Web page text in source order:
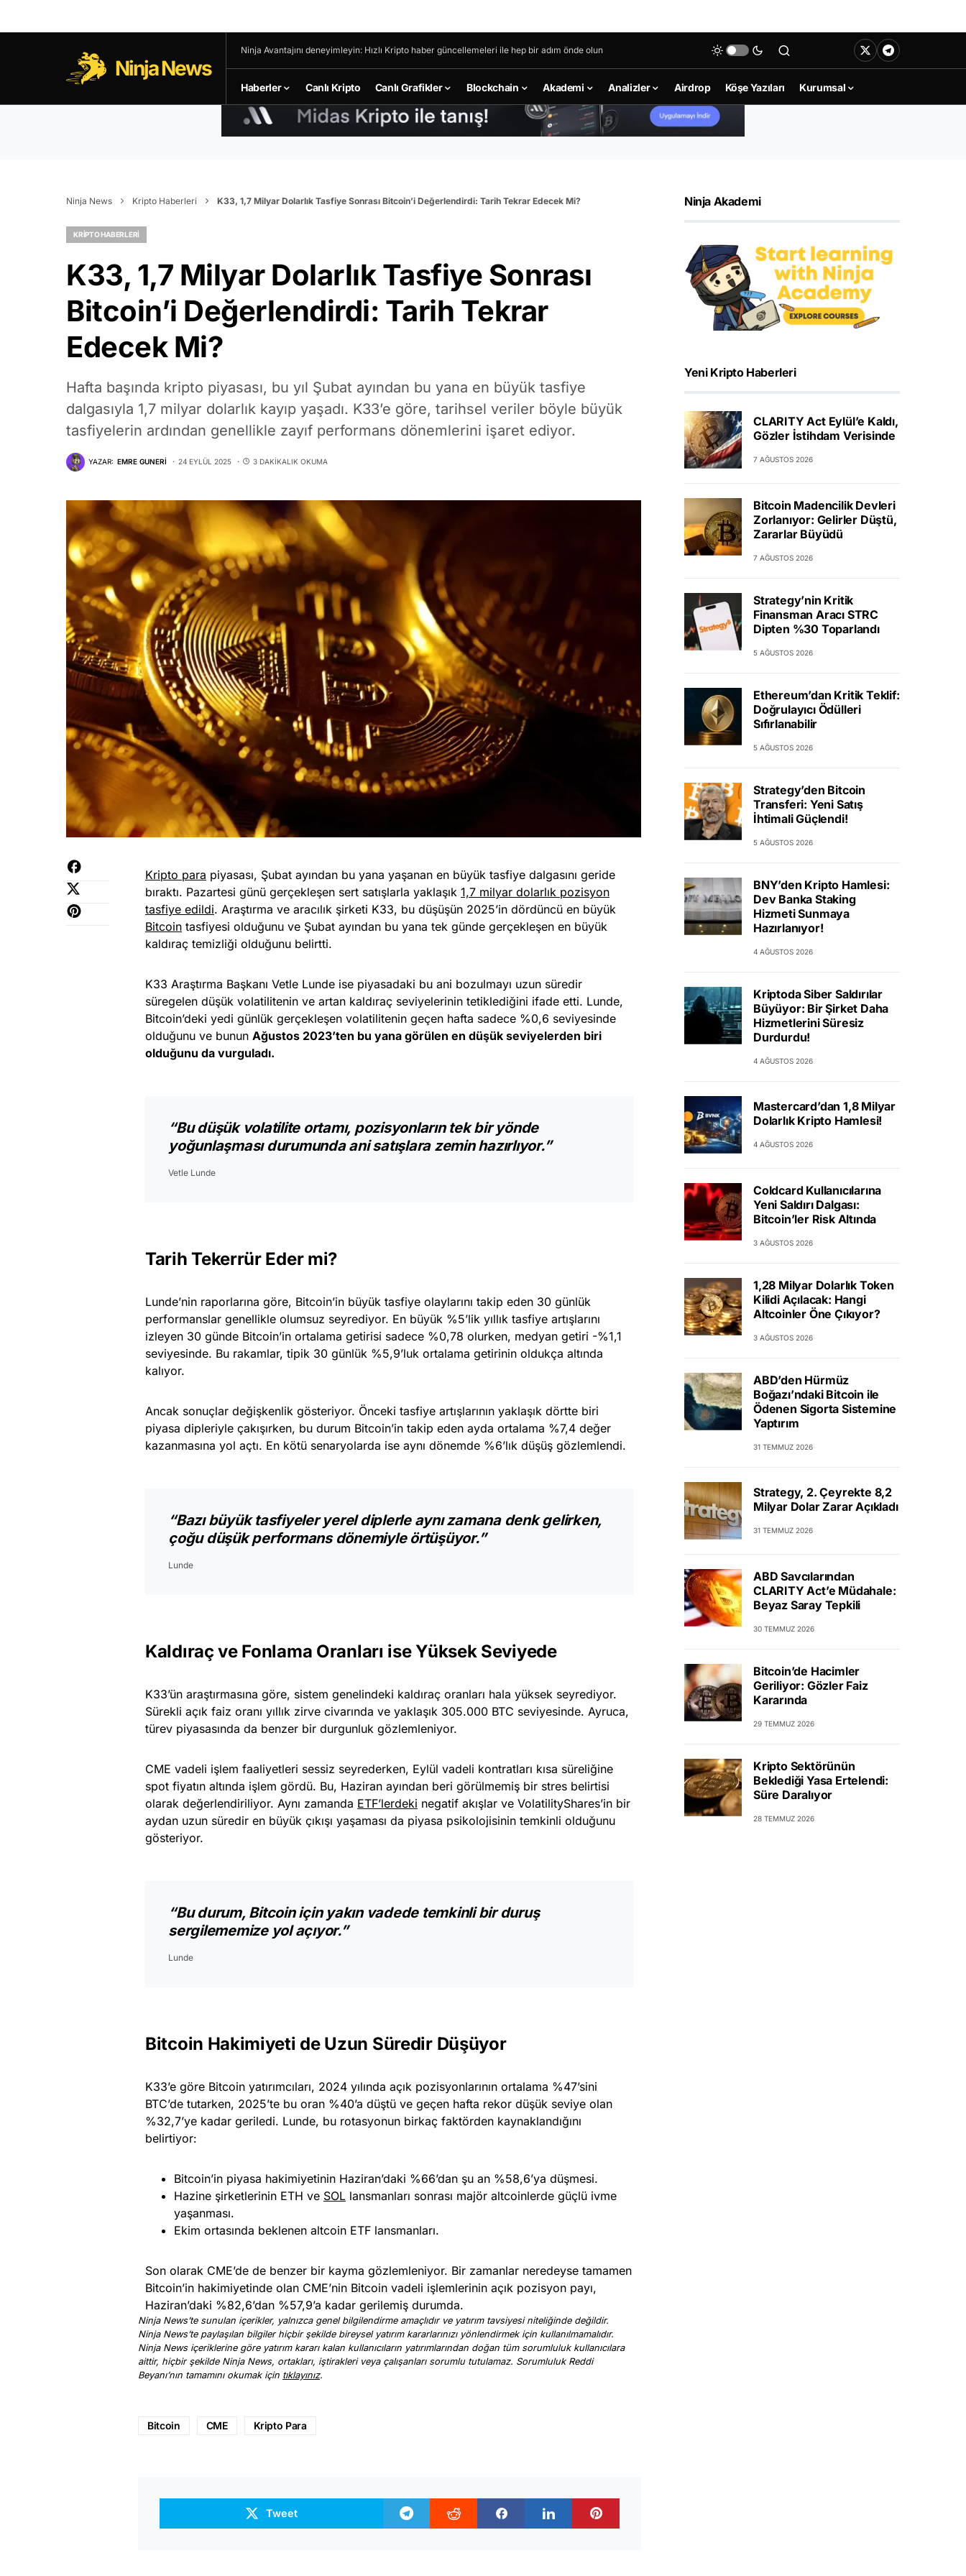
Ninja News
Ninja Avantajını deneyimleyin: Hızlı Kripto haber güncellemeleri ile hep bir adım önde olun
Haberler Canlı Kripto Canlı Grafikler Blockchain Akademi Analizler Airdrop Köşe Yazıları Kurumsal
Ninja News Kripto Haberleri K33, 1,7 Milyar Dolarlık Tasfiye Sonrası Bitcoin’i Değerlendirdi: Tarih Tekrar Edecek Mi?
KRIPTO HABERLERI
K33, 1,7 Milyar Dolarlık Tasfiye Sonrası
Bitcoin’i Değerlendirdi: Tarih Tekrar
Edecek Mi?
Hafta başında kripto piyasası, bu yıl Şubat ayından bu yana en büyük tasfiye
dalgasıyla 1,7 milyar dolarlık kayıp yaşadı. K33’e göre, tarihsel veriler böyle büyük
tasfiyelerin ardından genellikle zayıf performans dönemlerini işaret ediyor.
YAZAR: EMRE GUNERI 24 EYLÜL 2025 3 DAKIKALIK OKUMA
Kripto para piyasası, Şubat ayından bu yana yaşanan en büyük tasfiye dalgasını geride
bıraktı. Pazartesi günü gerçekleşen sert satışlarla yaklaşık 1,7 milyar dolarlık pozisyon
tasfiye edildi. Araştırma ve aracılık şirketi K33, bu düşüşün 2025’in dördüncü en büyük
Bitcoin tasfiyesi olduğunu ve Şubat ayından bu yana tek günde gerçekleşen en büyük
kaldıraç temizliği olduğunu belirtti.
K33 Araştırma Başkanı Vetle Lunde ise piyasadaki bu ani bozulmayı uzun süredir
süregelen düşük volatilitenin ve artan kaldıraç seviyelerinin tetiklediğini ifade etti. Lunde,
Bitcoin’deki yedi günlük gerçekleşen volatilitenin geçen hafta sadece %0,6 seviyesinde
olduğunu ve bunun Ağustos 2023’ten bu yana görülen en düşük seviyelerden biri
olduğunu da vurguladı.
“Bu düşük volatilite ortamı, pozisyonların tek bir yönde
yoğunlaşması durumunda ani satışlara zemin hazırlıyor.”
Vetle Lunde
Tarih Tekerrür Eder mi?
Lunde’nin raporlarına göre, Bitcoin’in büyük tasfiye olaylarını takip eden 30 günlük
performanslar genellikle olumsuz seyrediyor. En büyük %5’lik yıllık tasfiye artışlarını
izleyen 30 günde Bitcoin’in ortalama getirisi sadece %0,78 olurken, medyan getiri -%1,1
seviyesinde. Bu rakamlar, tipik 30 günlük %5,9’luk ortalama getirinin oldukça altında
kalıyor.
Ancak sonuçlar değişkenlik gösteriyor. Önceki tasfiye artışlarının yaklaşık dörtte biri
piyasa dipleriyle çakışırken, bu durum Bitcoin’in takip eden ayda ortalama %7,4 değer
kazanmasına yol açtı. En kötü senaryolarda ise aynı dönemde %6’lık düşüş gözlemlendi.
“Bazı büyük tasfiyeler yerel diplerle aynı zamana denk gelirken,
çoğu düşük performans dönemiyle örtüşüyor.”
Lunde
Kaldıraç ve Fonlama Oranları ise Yüksek Seviyede
K33’ün araştırmasına göre, sistem genelindeki kaldıraç oranları hala yüksek seyrediyor.
Sürekli açık faiz oranı yıllık zirve civarında ve yaklaşık 305.000 BTC seviyesinde. Ayruca,
türev piyasasında da benzer bir durgunluk gözlemleniyor.
CME vadeli işlem faaliyetleri sessiz seyrederken, Eylül vadeli kontratları kısa süreliğine
spot fiyatın altında işlem gördü. Bu, Haziran ayından beri görülmemiş bir stres belirtisi
olarak değerlendiriliyor. Aynı zamanda ETF’lerdeki negatif akışlar ve VolatilityShares’in bir
aydan uzun süredir en büyük çıkışı yaşaması da piyasa psikolojisinin temkinli olduğunu
gösteriyor.
“Bu durum, Bitcoin için yakın vadede temkinli bir duruş
sergilememize yol açıyor.”
Lunde
Bitcoin Hakimiyeti de Uzun Süredir Düşüyor
K33’e göre Bitcoin yatırımcıları, 2024 yılında açık pozisyonlarının ortalama %47’sini
BTC’de tutarken, 2025’te bu oran %40’a düştü ve geçen hafta rekor düşük seviye olan
%32,7’ye kadar geriledi. Lunde, bu rotasyonun birkaç faktörden kaynaklandığını
belirtiyor:
Bitcoin’in piyasa hakimiyetinin Haziran’daki %66’dan şu an %58,6’ya düşmesi.
Hazine şirketlerinin ETH ve SOL lansmanları sonrası majör altcoinlerde güçlü ivme
yaşanması.
Ekim ortasında beklenen altcoin ETF lansmanları.
Son olarak CME’de de benzer bir kayma gözlemleniyor. Bir zamanlar neredeyse tamamen
Bitcoin’in hakimiyetinde olan CME’nin Bitcoin vadeli işlemlerinin açık pozisyon payı,
Haziran’daki %82,6’dan %57,9’a kadar gerilemiş durumda.
Ninja News’te sunulan içerikler, yalnızca genel bilgilendirme amaçlıdır ve yatırım tavsiyesi niteliğinde değildir.
Ninja News’te paylaşılan bilgiler hiçbir şekilde bireysel yatırım kararlarınızı yönlendirmek için kullanılmamalıdır.
Ninja News içeriklerine göre yatırım kararı kalan kullanıcıların yatırımlarından doğan tüm sorumluluk kullanıcılara
aittir, hiçbir şekilde Ninja News, ortakları, iştirakleri veya çalışanları sorumlu tutulamaz. Sorumluluk Reddi
Beyanı’nın tamamını okumak için tıklayınız.
Bitcoin CME Kripto Para
Tweet
Ninja Akademi
Yeni Kripto Haberleri
CLARITY Act Eylül’e Kaldı,
Gözler İstihdam Verisinde
7 AĞUSTOS 2026
Bitcoin Madencilik Devleri
Zorlanıyor: Gelirler Düştü,
Zararlar Büyüdü
7 AĞUSTOS 2026
Strategy’nin Kritik
Finansman Aracı STRC
Dipten %30 Toparlandı
5 AĞUSTOS 2026
Ethereum’dan Kritik Teklif:
Doğrulayıcı Ödülleri
Sıfırlanabilir
5 AĞUSTOS 2026
Strategy’den Bitcoin
Transferi: Yeni Satış
İhtimali Güçlendi!
5 AĞUSTOS 2026
BNY’den Kripto Hamlesi:
Dev Banka Staking
Hizmeti Sunmaya
Hazırlanıyor!
4 AĞUSTOS 2026
Kriptoda Siber Saldırılar
Büyüyor: Bir Şirket Daha
Hizmetlerini Süresiz
Durdurdu!
4 AĞUSTOS 2026
Mastercard’dan 1,8 Milyar
Dolarlık Kripto Hamlesi!
4 AĞUSTOS 2026
Coldcard Kullanıcılarına
Yeni Saldırı Dalgası:
Bitcoin’ler Risk Altında
3 AĞUSTOS 2026
1,28 Milyar Dolarlık Token
Kilidi Açılacak: Hangi
Altcoinler Öne Çıkıyor?
3 AĞUSTOS 2026
ABD’den Hürmüz
Boğazı’ndaki Bitcoin ile
Ödenen Sigorta Sistemine
Yaptırım
31 TEMMUZ 2026
Strategy, 2. Çeyrekte 8,2
Milyar Dolar Zarar Açıkladı
31 TEMMUZ 2026
ABD Savcılarından
CLARITY Act’e Müdahale:
Beyaz Saray Tepkili
30 TEMMUZ 2026
Bitcoin’de Hacimler
Geriliyor: Gözler Faiz
Kararında
29 TEMMUZ 2026
Kripto Sektörünün
Beklediği Yasa Ertelendi:
Süre Daralıyor
28 TEMMUZ 2026